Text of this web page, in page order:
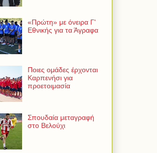
«Πρώτη» με όνειρα Γ'
Εθνικής για τα Άγραφα
Ποιες ομάδες έρχονται
Καρπενήσι για
προετοιμασία
Σπουδαία μεταγραφή
στο Βελούχι